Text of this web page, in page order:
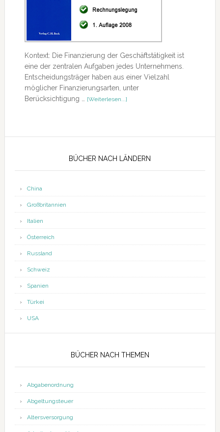
Kontext: Die Finanzierung der Geschäftstätigkeit ist
eine der zentralen Aufgaben jedes Unternehmens.
Entscheidungsträger haben aus einer Vielzahl
möglicher Finanzierungsarten, unter
Berücksichtigung …
[Weiterlesen...]ÜberRezension
BÜCHER NACH LÄNDERN
China
Großbritannien
Italien
Österreich
Russland
Schweiz
Spanien
Türkei
USA
BÜCHER NACH THEMEN
Abgabenordnung
Abgeltungsteuer
Altersversorgung